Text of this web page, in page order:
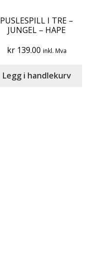
PUSLESPILL I TRE –
JUNGEL – HAPE
kr139.00 inkl. Mva
Legg i handlekurv